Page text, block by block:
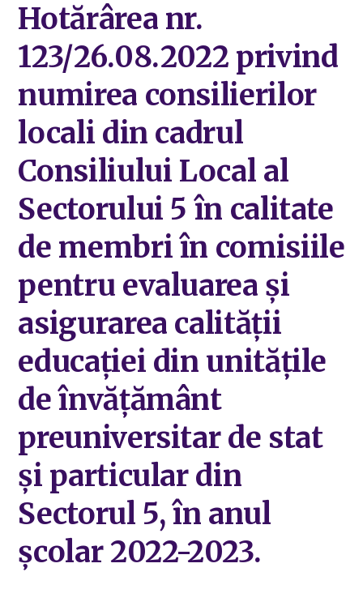
Hotărârea nr.
123/26.08.2022 privind
numirea consilierilor
locali din cadrul
Consiliului Local al
Sectorului 5 în calitate
de membri în comisiile
pentru evaluarea şi
asigurarea calităţii
educaţiei din unităţile
de învăţământ
preuniversitar de stat
şi particular din
Sectorul 5, în anul
școlar 2022-2023.